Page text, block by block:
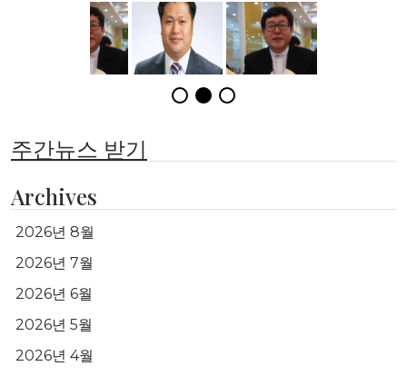
주간뉴스 받기
Archives
2026년 8월
2026년 7월
2026년 6월
2026년 5월
2026년 4월